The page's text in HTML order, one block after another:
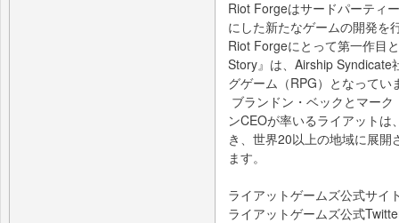
Riot Forgeはサードパーティ
にした新たなゲームの開発を
Riot Forgeにとって第一作目
Story』は、Airship Syndicate
グゲーム（RPG）となってい
ブランドン・ベックとマー
ンCEOが率いるライアット
き、世界20以上の地域に展
ます。
ライアットゲームズ公式サイ
ライアットゲームズ公式